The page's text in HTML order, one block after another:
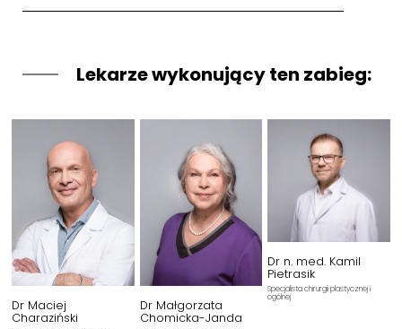
Lekarze wykonujący ten zabieg:
Dr Maciej
Charaziński
Dr Małgorzata
Chomicka-Janda
Dr n. med. Kamil
Pietrasik
Specjalista chirurgii plastycznej i
ogólnej